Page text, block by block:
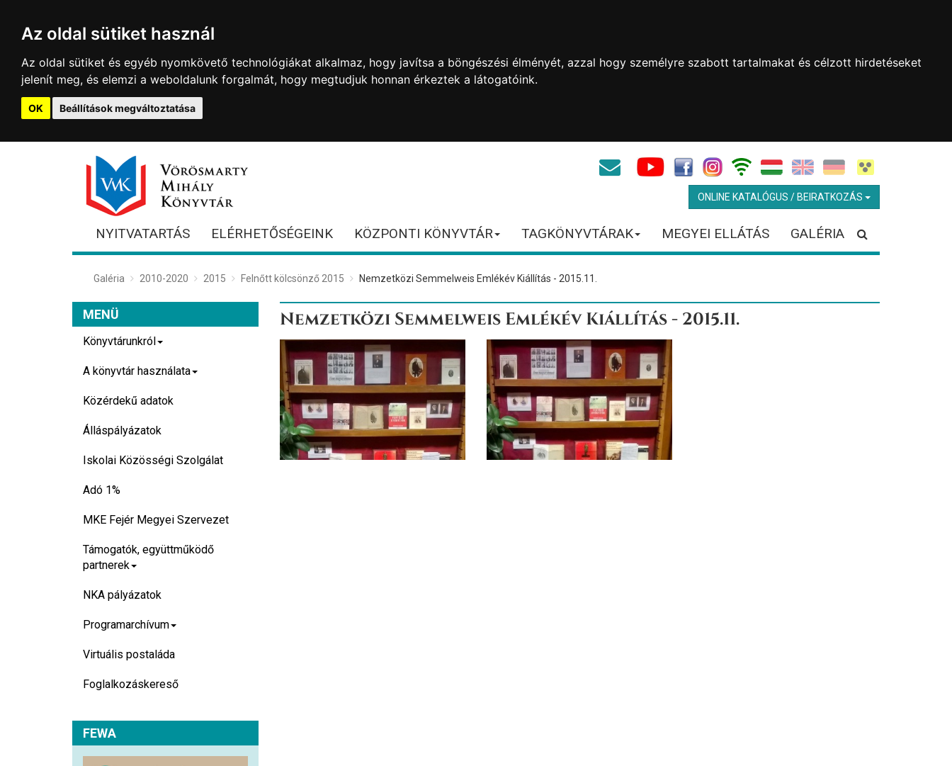
Az oldal sütiket használ
Az oldal sütiket és egyéb nyomkövető technológiákat alkalmaz, hogy javítsa a böngészési élményét, azzal hogy személyre szabott tartalmakat és célzott hirdetéseket
jelenít meg, és elemzi a weboldalunk forgalmát, hogy megtudjuk honnan érkeztek a látogatóink.
OK Beállítások megváltoztatása
ONLINE KATALÓGUS / BEIRATKOZÁS
NYITVATARTÁS ELÉRHETŐSÉGEINK KÖZPONTI KÖNYVTÁR TAGKÖNYVTÁRAK MEGYEI ELLÁTÁS GALÉRIA
Galéria 2010-2020 2015 Felnőtt kölcsönző 2015 Nemzetközi Semmelweis Emlékév Kiállítás - 2015.11.
Nemzetközi Semmelweis Emlékév Kiállítás - 2015.11.
MENÜ
Könyvtárunkról
A könyvtár használata
Közérdekű adatok
Álláspályázatok
Iskolai Közösségi Szolgálat
Adó 1%
MKE Fejér Megyei Szervezet
Támogatók, együttműködő
partnerek
NKA pályázatok
Programarchívum
Virtuális postaláda
Foglalkozáskereső
FEWA